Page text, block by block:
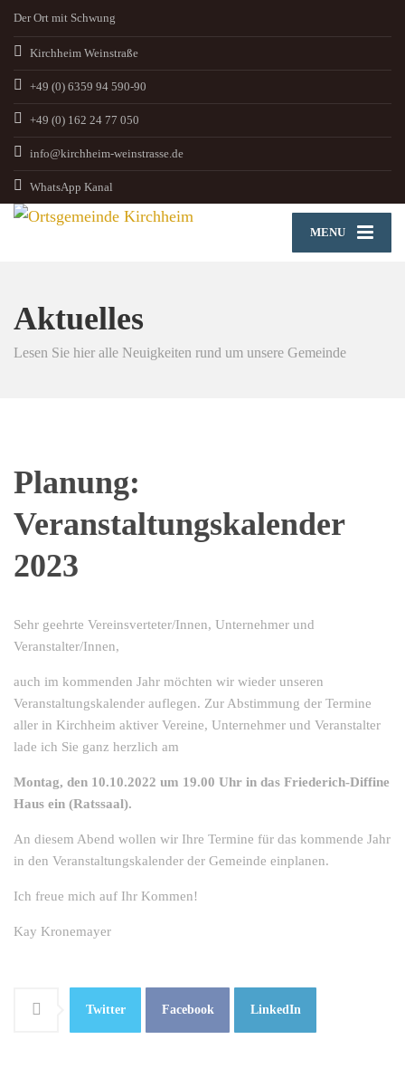
Der Ort mit Schwung
Kirchheim Weinstraße
+49 (0) 6359 94 590-90
+49 (0) 162 24 77 050
info@kirchheim-weinstrasse.de
WhatsApp Kanal
MENU
Aktuelles
Lesen Sie hier alle Neuigkeiten rund um unsere Gemeinde
Planung:
Veranstaltungskalender
2023
Sehr geehrte Vereinsverteter/Innen, Unternehmer und
Veranstalter/Innen,
auch im kommenden Jahr möchten wir wieder unseren
Veranstaltungskalender auflegen. Zur Abstimmung der Termine
aller in Kirchheim aktiver Vereine, Unternehmer und Veranstalter
lade ich Sie ganz herzlich am
Montag, den 10.10.2022 um 19.00 Uhr in das Friederich-Diffine
Haus ein (Ratssaal).
An diesem Abend wollen wir Ihre Termine für das kommende Jahr
in den Veranstaltungskalender der Gemeinde einplanen.
Ich freue mich auf Ihr Kommen!
Kay Kronemayer
Twitter Facebook LinkedIn